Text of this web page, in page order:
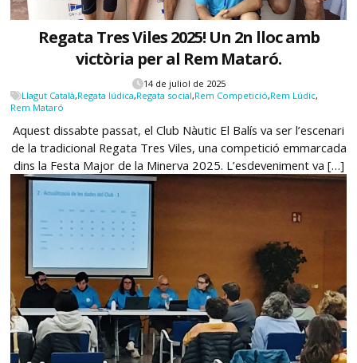
Regata Tres Viles 2025! Un 2n lloc amb
victòria per al Rem Mataró.
14 de juliol de 2025
Llagut Català,Regata lúdica,Regata social,Rem Competició,Rem Lúdic,
Rem Mataró
Aquest dissabte passat, el Club Nàutic El Balís va ser l’escenari
de la tradicional Regata Tres Viles, una competició emmarcada
dins la Festa Major de la Minerva 2025. L’esdeveniment va […]